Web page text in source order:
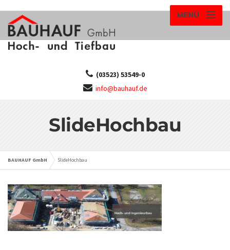
MENÜ
(03523) 53549-0
info@bauhauf.de
SlideHochbau
BAUHAUF GmbH SlideHochbau